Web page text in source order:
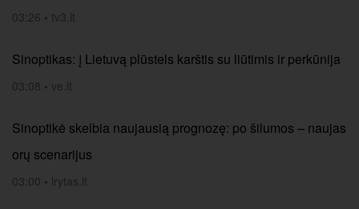
03:26 • tv3.lt
Sinoptikas: į Lietuvą plūstels karštis su liūtimis ir perkūnija
03:08 • ve.lt
Sinoptikė skelbia naujausią prognozę: po šilumos – naujas
orų scenarijus
03:00 • lrytas.lt